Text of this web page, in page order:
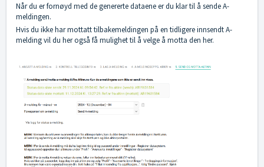
Når du er fornøyd med de genererte dataene er du klar til å sende A-
meldingen.
Hvis du ikke har mottatt tilbakemeldingen på en tidligere innsendt A-
melding vil du her også få mulighet til å velge å motta den her.